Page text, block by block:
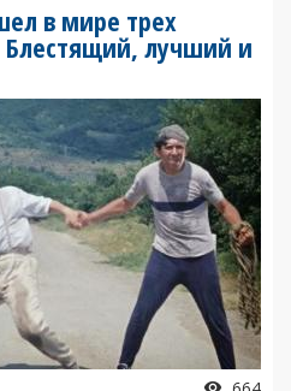
в мире трех
лучший и